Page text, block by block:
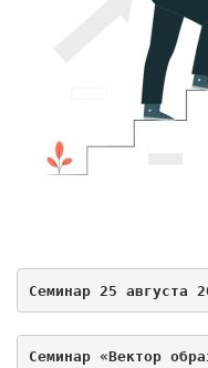
Семинар 25 августа
Семинар «Вектор